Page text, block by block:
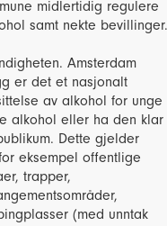
midlertidig regulere
samt nekte bevillinger.
Amsterdam
er det et nasjonalt
av alkohol for unge
alkohol eller ha den klar
Dette gjelder
eksempel offentlige
trapper,
(med unntak